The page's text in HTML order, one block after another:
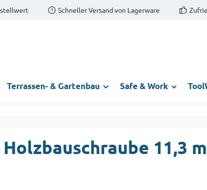
Schneller Versand von Lagerware
Terrassen- & Gartenbau Safe & Work
Holzbauschraube 11,3